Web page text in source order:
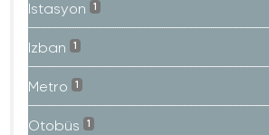
Istasyon 1
Izban 1
Metro 1
Otobüs 1